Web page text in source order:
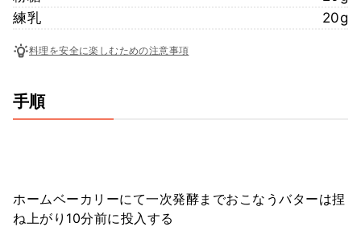
練乳
20g
料理を安全に楽しむための注意事項
手順
ホームベーカリーにて一次発酵までおこなうバターは捏
ね上がり10分前に投入する